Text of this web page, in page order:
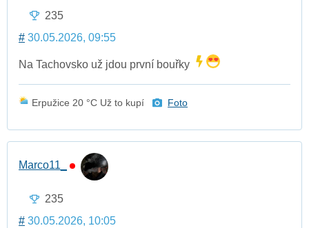
235
# 30.05.2026, 09:55
Na Tachovsko už jdou první bouřky
Erpužice 20 °C Už to kupí Foto
Marco11_
235
# 30.05.2026, 10:05